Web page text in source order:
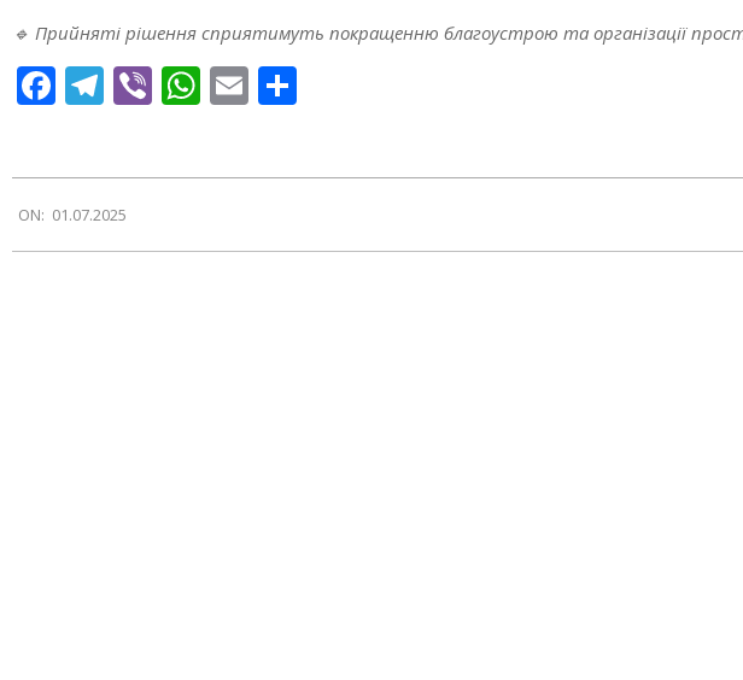
🔹 Прийняті рішення сприятимуть покращенню благоустрою та організації
Facebook
Telegram
ViberWhatsApp
Email
07-
01
ON: 01.07.2025